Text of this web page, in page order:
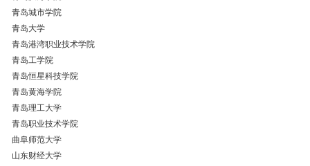
青岛城市学院
青岛大学
青岛港湾职业技术学院
青岛工学院
青岛恒星科技学院
青岛黄海学院
青岛理工大学
青岛职业技术学院
曲阜师范大学
山东财经大学